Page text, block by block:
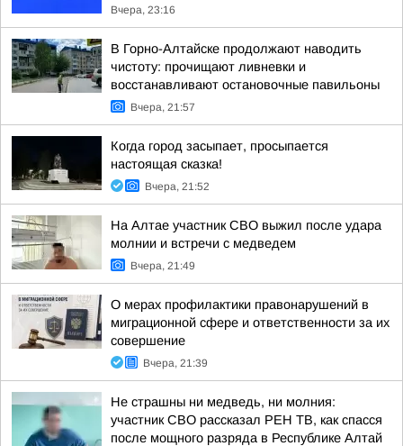
Вчера, 23:16
В Горно-Алтайске продолжают наводить
чистоту: прочищают ливневки и
восстанавливают остановочные павильоны
Вчера, 21:57
Когда город засыпает, просыпается
настоящая сказка!
Вчера, 21:52
На Алтае участник СВО выжил после удара
молнии и встречи с медведем
Вчера, 21:49
О мерах профилактики правонарушений в
миграционной сфере и ответственности за их
совершение
Вчера, 21:39
Не страшны ни медведь, ни молния:
участник СВО рассказал РЕН ТВ, как спасся
после мощного разряда в Республике Алтай